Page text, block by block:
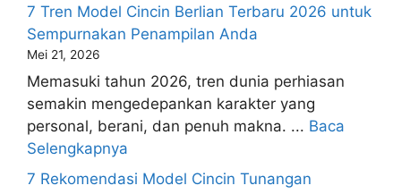
7 Tren Model Cincin Berlian Terbaru 2026 untuk
Sempurnakan Penampilan Anda
Mei 21, 2026
Memasuki tahun 2026, tren dunia perhiasan
semakin mengedepankan karakter yang
personal, berani, dan penuh makna. ... Baca
Selengkapnya
7 Rekomendasi Model Cincin Tunangan